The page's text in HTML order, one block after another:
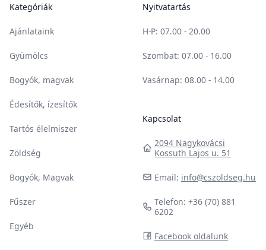
Kategóriák
Ajánlataink
Gyümölcs
Bogyók, magvak
Édesítők, ízesítők
Tartós élelmiszer
Zöldség
Bogyók, Magvak
Fűszer
Egyéb
Nyitvatartás
H-P: 07.00 - 20.00
Szombat: 07.00 - 16.00
Vasárnap: 08.00 - 14.00
Kapcsolat
2094 Nagykovácsi
Kossuth Lajos u. 51
Email: info@cszoldseg.hu
Telefon: +36 (70) 881
6202
Facebook oldalunk